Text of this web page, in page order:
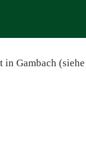
in Gambach (siehe